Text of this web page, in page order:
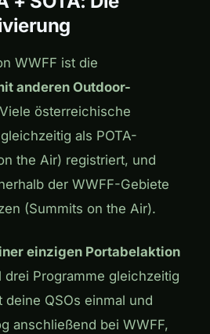
WWFF ist die
anderen Outdoor-
österreichische
als POTA-
the Air) registriert, und
der WWFF-Gebiete
(Summits on the Air).
einzigen Portabelaktion
drei Programme gleichzeitig
QSOs einmal und
anschließend bei WWFF,